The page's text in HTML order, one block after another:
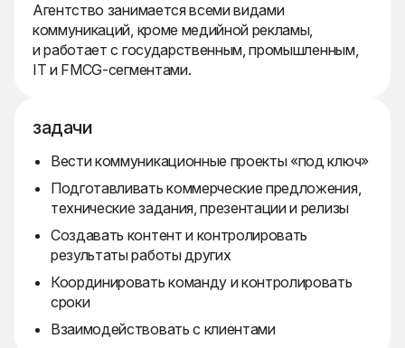
Агентство занимается всеми видами
коммуникаций, кроме медийной рекламы,
и работает с государственным, промышленным,
IT и FMCG-сегментами.
задачи
Вести коммуникационные проекты «под ключ»
Подготавливать коммерческие предложения,
технические задания, презентации и релизы
Создавать контент и контролировать
результаты работы других
Координировать команду и контролировать
сроки
Взаимодействовать с клиентами